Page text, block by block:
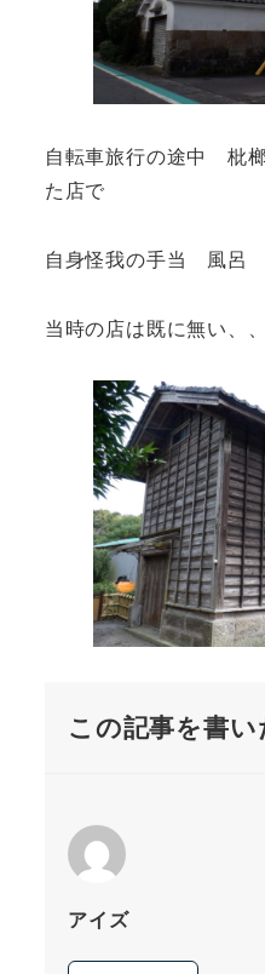
自転車旅行の途中 枇
た店で
自身怪我の手当 風呂
当時の店は既に無い、
この記事を書い
アイズ